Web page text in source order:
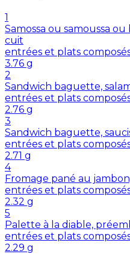
1
Samossa ou samoussa
cuit
entrées et plats
3.76 g
2
Sandwich baguette,
entrées et plats
2.76 g
3
Sandwich baguette,
entrées et plats
2.71 g
4
Fromage pané au
entrées et plats
2.32 g
5
Palette à la diable,
entrées et plats
2.29 g